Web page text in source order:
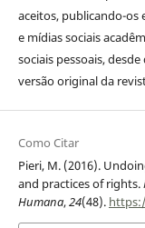
aceitos, publicando-os
e mídias sociais
sociais pessoais,
versão original da
Como Citar
Pieri, M. (2016).
and practices of rights.
Humana,24(48).